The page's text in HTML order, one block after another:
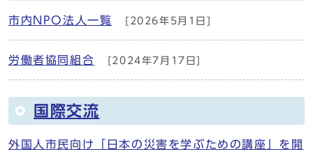
市内NPO法人一覧 [2026年5月1日]
労働者協同組合 [2024年7月17日]
国際交流
外国人市民向け「日本の災害を学ぶための講座」を開